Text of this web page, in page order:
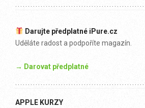
Darujte předplatné iPure.cz
Uděláte radost a podpoříte magazín.
→ Darovat předplatné
APPLE KURZY